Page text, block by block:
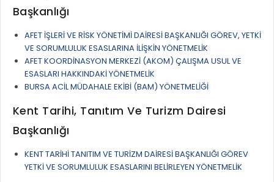
Başkanlığı
AFET İŞLERİ VE RİSK YÖNETİMİ DAİRESİ BAŞKANLIĞI GÖREV, YETKİ
VE SORUMLULUK ESASLARINA İLİŞKİN YÖNETMELİK
AFET KOORDİNASYON MERKEZİ (AKOM) ÇALIŞMA USUL VE
ESASLARI HAKKINDAKİ YÖNETMELİK
BURSA ACİL MÜDAHALE EKİBİ (BAM) YÖNETMELİĞİ
Kent Tarihi, Tanıtım Ve Turizm Dairesi
Başkanlığı
KENT TARİHİ TANITIM VE TURİZM DAİRESİ BAŞKANLIĞI GÖREV
YETKİ VE SORUMLULUK ESASLARINI BELİRLEYEN YÖNETMELİK